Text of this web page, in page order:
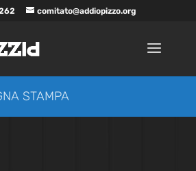
comitato@addiopizzo.org
STAMPA